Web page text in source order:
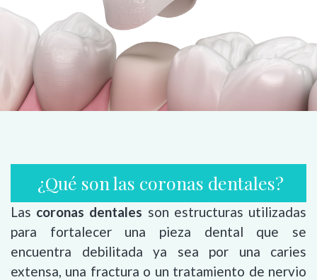
¿Qué son las coronas dentales?
Las coronas dentales son estructuras utilizadas
para fortalecer una pieza dental que se
encuentra debilitada ya sea por una caries
extensa, una fractura o un tratamiento de nervio